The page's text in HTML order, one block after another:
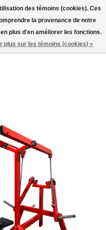
9705 011
Liste de souhaits
Panier
des témoins (cookies). Ces
la provenance de notre
plus d'en améliorer les fonctions.
plus sur les témoins (cookies) »